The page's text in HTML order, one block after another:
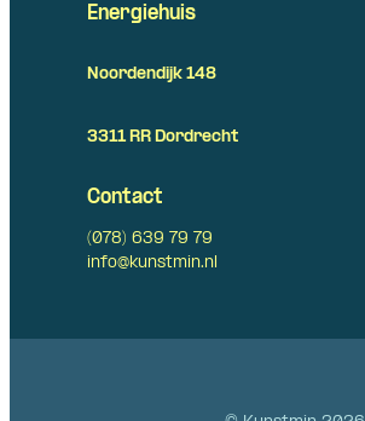
Energiehuis
Noordendijk 148
3311 RR Dordrecht
Contact
(078) 639 79 79
info@kunstmin.nl